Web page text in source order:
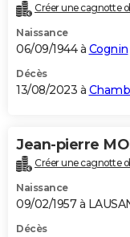
Créer une cagnotte
Naissance
06/09/1944 à Cognin
Décès
13/08/2023 à
Jean-pierre
Créer une cagnotte
Naissance
09/02/1957 à
Décès